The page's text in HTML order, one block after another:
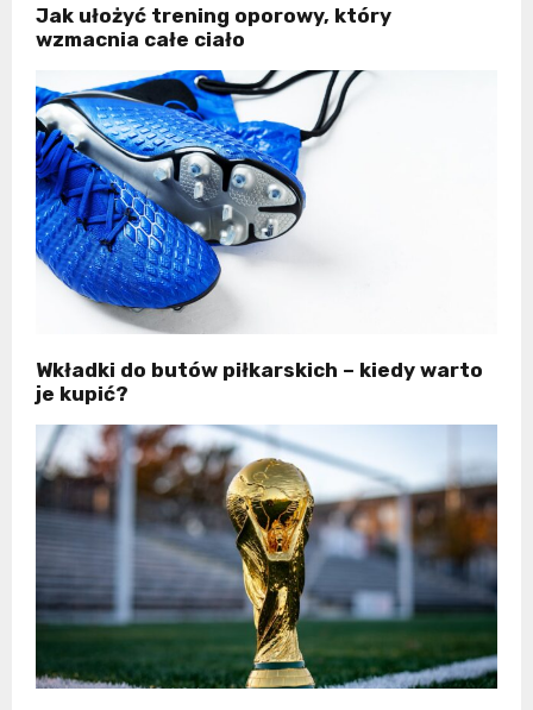
Jak ułożyć trening oporowy, który
wzmacnia całe ciało
Wkładki do butów piłkarskich – kiedy warto
je kupić?